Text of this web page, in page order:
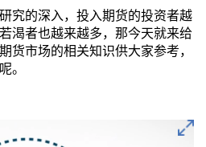
究的深入，投入期货的投资者越
渴者也越来越多，那今天就来给
货市场的相关知识供大家参考，
。